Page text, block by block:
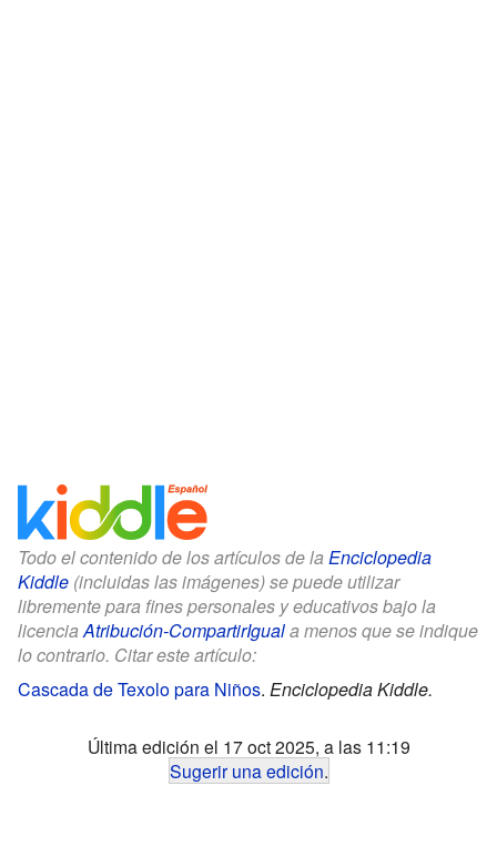
Todo el contenido de los artículos de la Enciclopedia
Kiddle (incluidas las imágenes) se puede utilizar
libremente para fines personales y educativos bajo la
licenciaAtribución-CompartirIguala menos que se indique
lo contrario. Citar este artículo:
Cascada de Texolo para Niños. Enciclopedia Kiddle.
Última edición el 17 oct 2025, a las 11:19
Sugerir una edición.